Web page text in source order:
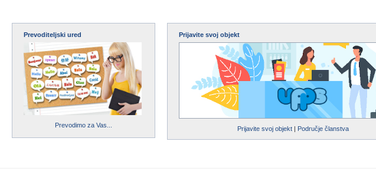
Prevoditeljski ured
Prevodimo za Vas...
Prijavite svoj objekt
Prijavite svoj objekt| Područje članstva